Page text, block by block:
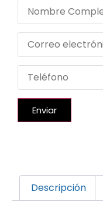
Enviar
Descripción